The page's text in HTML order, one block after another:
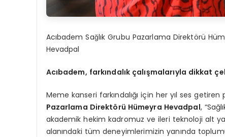
Acıbadem Sağlık Grubu Pazarlama Direktörü
Hevadpal
Acıbadem, farkındalık çalışmalarıyla dikkat
Meme kanseri farkındalığı için her yıl ses getiren
Pazarlama Direktörü Hümeyra Hevadpal,
akademik hekim kadromuz ve ileri teknoloji alt
alanındaki tüm deneyimlerimizin yanında